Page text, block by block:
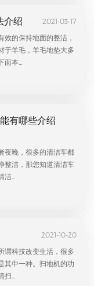
介绍
2021-03-17
的保持地面的整洁，
于羊毛，羊毛地垫大多
本…
有哪些介绍
夜晚，很多的清洁车都
整洁，那您知道清洁车
…
2021-10-20
谓科技改变生活，很多
其中一种。扫地机的功
…